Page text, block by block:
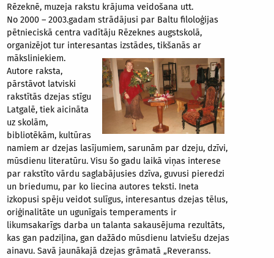
Rēzeknē, muzeja rakstu krājuma veidošana utt.
No 2000 – 2003.gadam strādājusi par Baltu filoloģijas
pētnieciskā centra vadītāju Rēzeknes augstskolā,
organizējot tur interesantas izstādes, tikšanās ar
māksliniekiem.
Autore raksta,
pārstāvot latviski
rakstītās dzejas stīgu
Latgalē, tiek aicināta
uz skolām,
bibliotēkām, kultūras
namiem ar dzejas lasījumiem, sarunām par dzeju, dzīvi,
mūsdienu literatūru. Visu šo gadu laikā viņas interese
par rakstīto vārdu saglabājusies dzīva, guvusi pieredzi
un briedumu, par ko liecina autores teksti. Ineta
izkopusi spēju veidot sulīgus, interesantus dzejas tēlus,
oriģinalitāte un ugunīgais temperaments ir
likumsakarīgs darba un talanta sakausējuma rezultāts,
kas gan padziļina, gan dažādo mūsdienu latviešu dzejas
ainavu. Savā jaunākajā dzejas grāmatā „Reveranss.